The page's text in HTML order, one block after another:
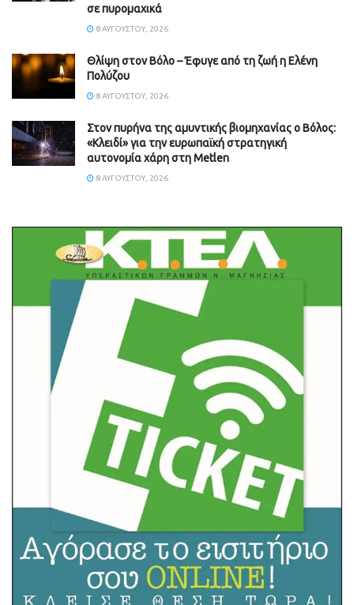
σε πυρομαχικά
8 ΑΥΓΟΎΣΤΟΥ, 2026
Θλίψη στον Βόλο – Έφυγε από τη ζωή η Ελένη
Πολύζου
8 ΑΥΓΟΎΣΤΟΥ, 2026
Στον πυρήνα της αμυντικής βιομηχανίας ο Βόλος:
«Κλειδί» για την ευρωπαϊκή στρατηγική
αυτονομία χάρη στη Metlen
8 ΑΥΓΟΎΣΤΟΥ, 2026